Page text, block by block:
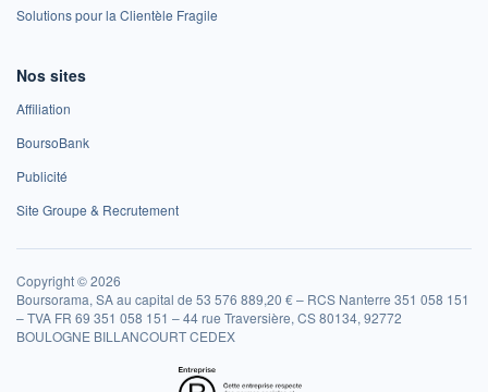
Solutions pour la Clientèle Fragile
Nos sites
Affiliation
BoursoBank
Publicité
Site Groupe & Recrutement
Copyright © 2026
Boursorama, SA au capital de 53 576 889,20 € – RCS Nanterre 351 058 151
– TVA FR 69 351 058 151 – 44 rue Traversière, CS 80134, 92772
BOULOGNE BILLANCOURT CEDEX